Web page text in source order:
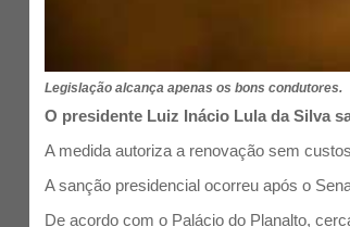
Legislação alcança apenas os bons condutores.
O presidente Luiz Inácio Lula da Silva
A medida autoriza a renovação sem
A sanção presidencial ocorreu após o
De acordo com o Palácio do Planalto,